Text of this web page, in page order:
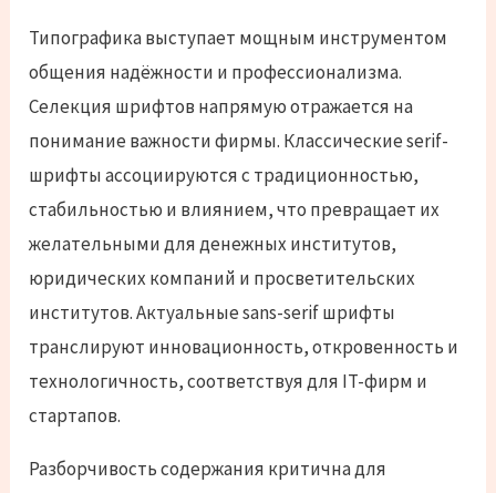
Типографика выступает мощным инструментом
общения надёжности и профессионализма.
Селекция шрифтов напрямую отражается на
понимание важности фирмы. Классические serif-
шрифты ассоциируются с традиционностью,
стабильностью и влиянием, что превращает их
желательными для денежных институтов,
юридических компаний и просветительских
институтов. Актуальные sans-serif шрифты
транслируют инновационность, откровенность и
технологичность, соответствуя для IT-фирм и
стартапов.
Разборчивость содержания критична для